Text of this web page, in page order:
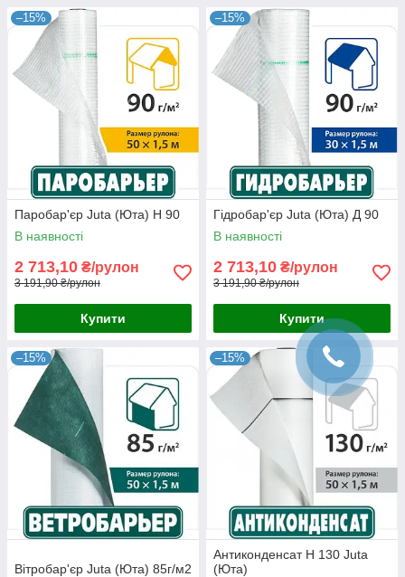
–15%
Паробар'єр Juta (Юта) H 90
В наявності
2 713,10 ₴/рулон
3 191,90 ₴/рулон
Купити
–15%
Гідробар'єр Juta (Юта) Д 90
В наявності
2 713,10 ₴/рулон
3 191,90 ₴/рулон
Купити
–15%
Вітробар'єр Juta (Юта) 85г/м2
–15%
Антиконденсат Н 130 Juta
(Юта)